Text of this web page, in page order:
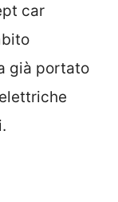
car
già portato